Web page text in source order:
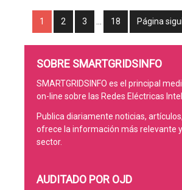
1 2 3 … 18 Página
SOBRE SMARTGRIDSINFO
SMARTGRIDSINFO es el principal
on-line sobre las Redes Eléctricas
Publica diariamente noticias,
ofrece la información más relevante
sector.
AUDITADO POR OJD